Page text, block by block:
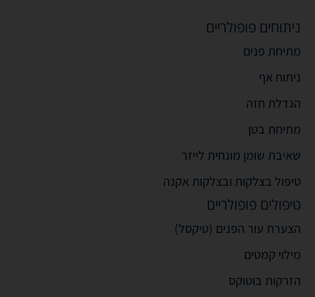
ניתוחים פופולריים
מתיחת פנים
ניתוח אף
הגדלת חזה
מתיחת בטן
שאיבת שומן מונחית לייזר
טיפול בצלקות ובצלקות אקנה
טיפולים פופולריים
הצערת עור הפנים (טיקסל)
מילוי קמטים
הזרקות בוטוקס